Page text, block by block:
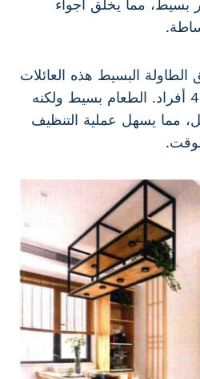
بسيط، مما يخلق أجواء
البسيط هذه العائلات
الصغيرة المكونة من 2-4 أفراد. الطعام بسيط ولكنه
مما يسهل عملية التنظيف